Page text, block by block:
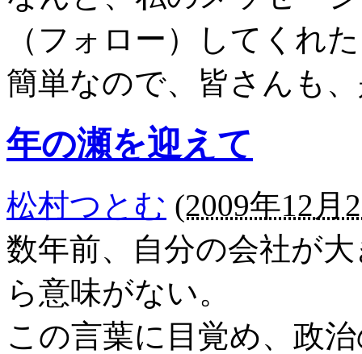
（フォロー）してくれ
簡単なので、皆さんも
年の瀬を迎えて
松村つとむ (2009年12月
数年前、自分の会社が
ら意味がない。
この言葉に目覚め、政